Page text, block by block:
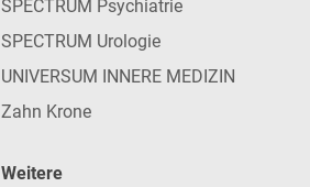
SPECTRUM Psychiatrie
SPECTRUM Urologie
UNIVERSUM INNERE MEDIZIN
Zahn Krone
Weitere